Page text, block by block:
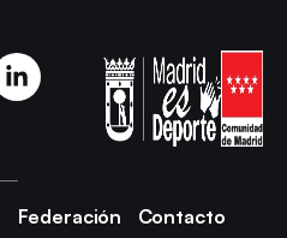
Federación
Contacto